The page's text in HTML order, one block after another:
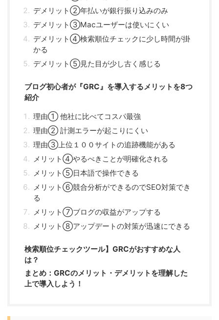
デメリット②年払いが銀行振り込みのみ
デメリット③Macユーザーは使いにくい
デメリット④検索順位チェックに少し時間が掛
かる
デメリット⑤見た目が少し古く感じる
ブログ初心者が『GRC』を導入するメリットを8つ
紹介
理由① 他社に比べてコスパ最強
理由② 計測エラーが起こりにくい
理由③上位１００サイトの追跡機能がある
メリット④やるべきことが明確化される
メリット⑤日本語で操作できる
メリット⑥競合分析ができるのでSEO対策でき
る
メリット⑦ブログの収益がアップする
メリット⑧アップデートの対策が迅速にできる
検索順位チェックツール】GRCがおすすめな人
は？
まとめ：GRCのメリット・デメリットを理解した
上で導入しよう！